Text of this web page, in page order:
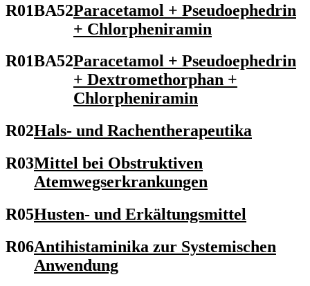
R01BA52Paracetamol + Pseudoephedrin
+ Chlorpheniramin
R01BA52Paracetamol + Pseudoephedrin
+ Dextromethorphan +
Chlorpheniramin
R02Hals- und Rachentherapeutika
R03Mittel bei Obstruktiven
Atemwegserkrankungen
R05Husten- und Erkältungsmittel
R06Antihistaminika zur Systemischen
Anwendung